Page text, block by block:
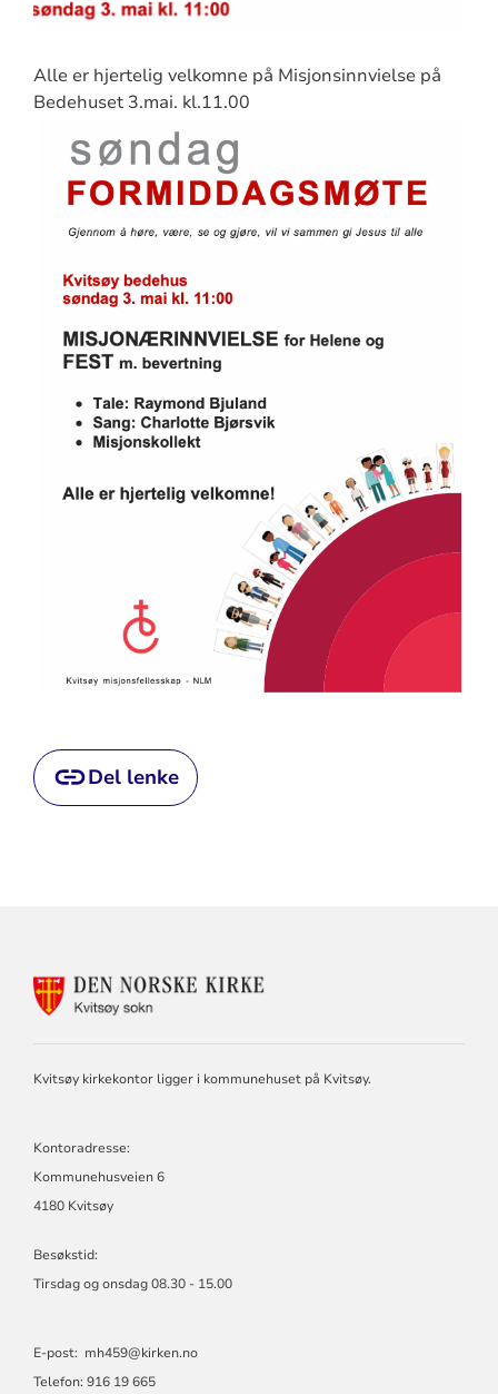
Alle er hjertelig velkomne på Misjonsinnvielse på
Bedehuset 3.mai. kl.11.00
Del lenke
Kvitsøy kirkekontor ligger i kommunehuset på Kvitsøy.
Kontoradresse:
Kommunehusveien 6
4180 Kvitsøy
Besøkstid:
Tirsdag og onsdag 08.30 - 15.00
E-post: mh459@kirken.no
Telefon: 916 19 665